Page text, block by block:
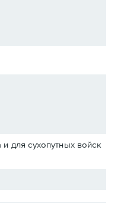
для сухопутных войск